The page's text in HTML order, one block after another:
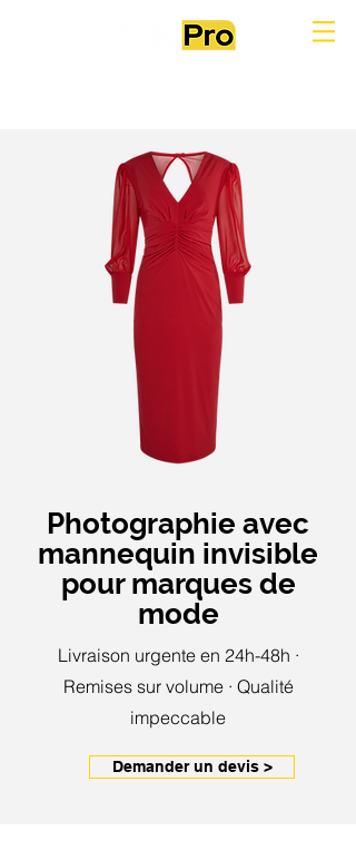
Photographie avec
mannequin invisible
pour marques de
mode
Livraison urgente en 24h-48h ·
Remises sur volume · Qualité
impeccable
Demander un devis >